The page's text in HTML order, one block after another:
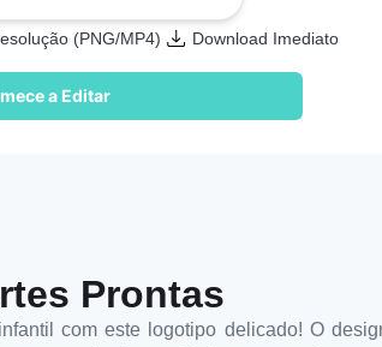
(PNG/MP4) Download Imediato
a Editar
Prontas
com este logotipo delicado! O